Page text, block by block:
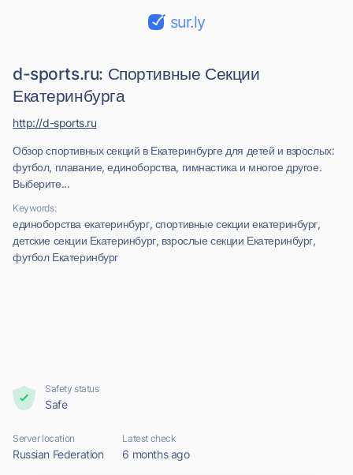
sur.ly
d-sports.ru: Спортивные Секции
Екатеринбурга
Обзор спортивных секций в Екатеринбурге для детей и взрослых:
футбол, плавание, единоборства, гимнастика и многое другое.
Выберите...
Keywords:
единоборства екатеринбург, спортивные секции екатеринбург,
детские секции Екатеринбург, взрослые секции Екатеринбург,
футбол Екатеринбург
http://d-sports.ru
Safety status
Safe
Server location
Russian Federation
Latest check
6 months ago